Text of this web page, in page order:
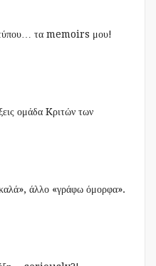
τα memoirs μου!
ομάδα Kριτών των
άλλο «γράφω όμορφα».